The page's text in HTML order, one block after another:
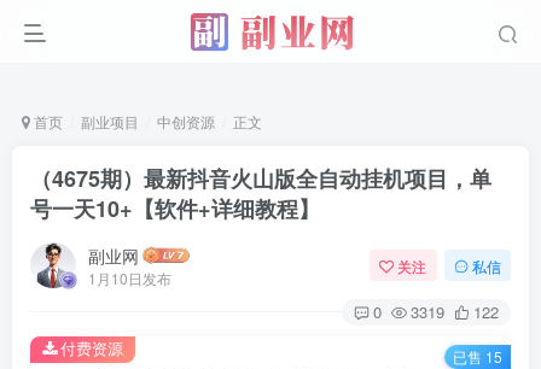
首页 副业项目 中创资源 正文
（4675期）最新抖音火山版全自动挂机项目，单
号一天10+【软件+详细教程】
副业网
1月10日发布
关注 私信
0 3319 122
付费资源 已售 15